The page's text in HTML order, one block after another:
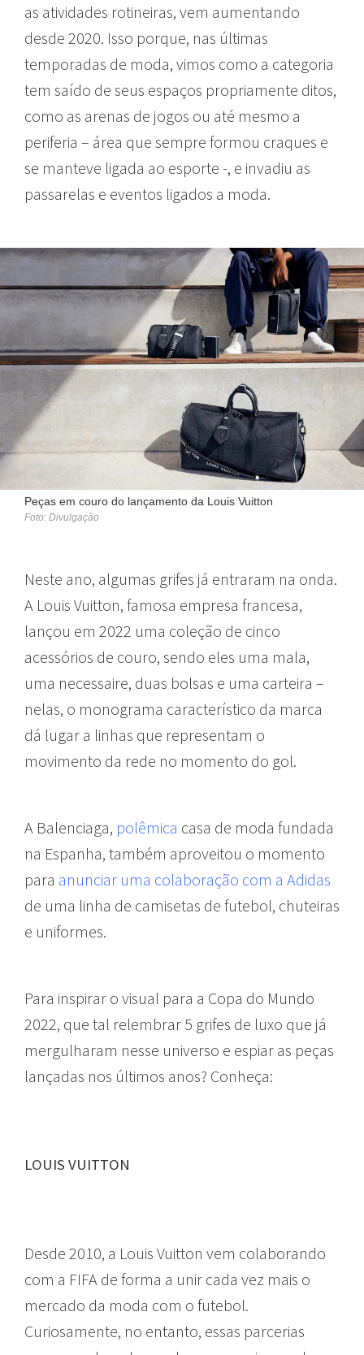
as atividades rotineiras, vem aumentando
desde 2020. Isso porque, nas últimas
temporadas de moda, vimos como a categoria
tem saído de seus espaços propriamente ditos,
como as arenas de jogos ou até mesmo a
periferia – área que sempre formou craques e
se manteve ligada ao esporte -, e invadiu as
passarelas e eventos ligados a moda.
Peças em couro do lançamento da Louis Vuitton
Foto: Divulgação
Neste ano, algumas grifes já entraram na onda.
A Louis Vuitton, famosa empresa francesa,
lançou em 2022 uma coleção de cinco
acessórios de couro, sendo eles uma mala,
uma necessaire, duas bolsas e uma carteira –
nelas, o monograma característico da marca
dá lugar a linhas que representam o
movimento da rede no momento do gol.
A Balenciaga, polêmica casa de moda fundada
na Espanha, também aproveitou o momento
para anunciar uma colaboração com a Adidas
de uma linha de camisetas de futebol, chuteiras
e uniformes.
Para inspirar o visual para a Copa do Mundo
2022, que tal relembrar 5 grifes de luxo que já
mergulharam nesse universo e espiar as peças
lançadas nos últimos anos? Conheça:
LOUIS VUITTON
Desde 2010, a Louis Vuitton vem colaborando
com a FIFA de forma a unir cada vez mais o
mercado da moda com o futebol.
Curiosamente, no entanto, essas parcerias